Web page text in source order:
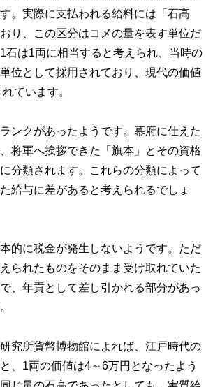
。実際に支払われる給料には「石高
り、この区分はコメの量を表す単位だ
石は1両に相当すると考えられ、当時の
位として採用されており、現代の価値
ています。
ンクがあったようです。幕府に仕えた
将軍へ挨拶できた「旗本」とその資格
分類されます。これらの分類によって
給与に差があると考えられるでしょ
的に税金が発生しないようです。ただ
られたものをそのまま受け取れていた
、年貢として差し引かれる部分があっ
究所貨幣博物館によれば、江戸時代の
、1両の価値は4～6万円となったよう
じ量の石高であったとしても、実質給